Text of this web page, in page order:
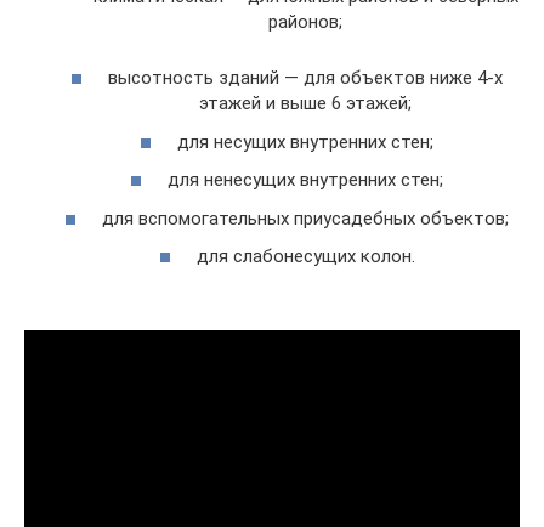
районов;
высотность зданий — для объектов ниже 4-х
этажей и выше 6 этажей;
для несущих внутренних стен;
для ненесущих внутренних стен;
для вспомогательных приусадебных объектов;
для слабонесущих колон.